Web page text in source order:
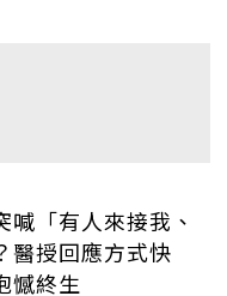
喊「有人來接我、
醫授回應方式快
憾終生